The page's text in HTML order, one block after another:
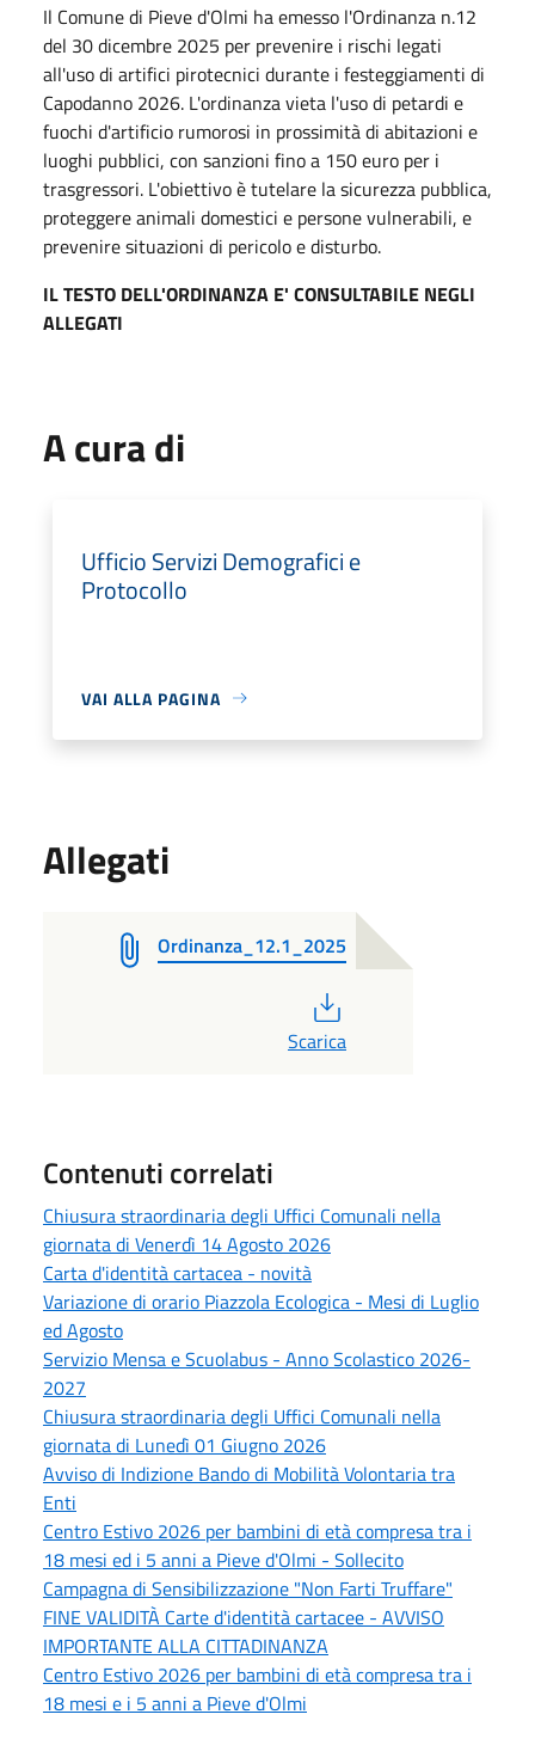
Il Comune di Pieve d'Olmi ha emesso l'Ordinanza n.12
del 30 dicembre 2025 per prevenire i rischi legati
all'uso di artifici pirotecnici durante i festeggiamenti di
Capodanno 2026. L'ordinanza vieta l'uso di petardi e
fuochi d'artificio rumorosi in prossimità di abitazioni e
luoghi pubblici, con sanzioni fino a 150 euro per i
trasgressori. L'obiettivo è tutelare la sicurezza pubblica,
proteggere animali domestici e persone vulnerabili, e
prevenire situazioni di pericolo e disturbo.
IL TESTO DELL'ORDINANZA E' CONSULTABILE NEGLI
ALLEGATI
A cura di
Ufficio Servizi Demografici e
Protocollo
VAI ALLA PAGINA
Allegati
Ordinanza_12.1_2025
Scarica
Contenuti correlati
Chiusura straordinaria degli Uffici Comunali nella
giornata di Venerdì 14 Agosto 2026
Carta d'identità cartacea - novità
Variazione di orario Piazzola Ecologica - Mesi di Luglio
ed Agosto
Servizio Mensa e Scuolabus - Anno Scolastico 2026-
2027
Chiusura straordinaria degli Uffici Comunali nella
giornata di Lunedì 01 Giugno 2026
Avviso di Indizione Bando di Mobilità Volontaria tra
Enti
Centro Estivo 2026 per bambini di età compresa tra i
18 mesi ed i 5 anni a Pieve d'Olmi - Sollecito
Campagna di Sensibilizzazione "Non Farti Truffare"
FINE VALIDITÀ Carte d'identità cartacee - AVVISO
IMPORTANTE ALLA CITTADINANZA
Centro Estivo 2026 per bambini di età compresa tra i
18 mesi e i 5 anni a Pieve d'Olmi